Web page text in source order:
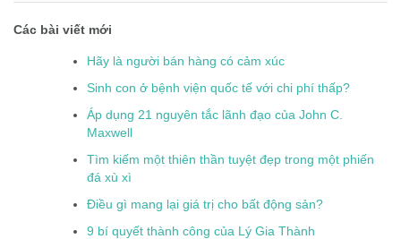
Các bài viết mới
Hãy là người bán hàng có cảm xúc
Sinh con ở bệnh viện quốc tế với chi phí thấp?
Áp dụng 21 nguyên tắc lãnh đạo của John C.
Maxwell
Tìm kiếm một thiên thần tuyệt đẹp trong một phiến
đá xù xì
Điều gì mang lại giá trị cho bất động sản?
9 bí quyết thành công của Lý Gia Thành